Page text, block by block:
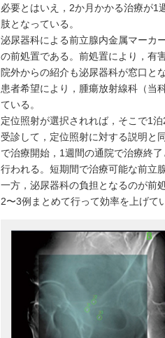
必要とはいえ，2か月かかる治療が1
肢となっている。
泌尿器科による前立腺内金属マーカ
の前処置である。前処置により，有
院外からの紹介も泌尿器科が窓口と
患者希望により，腫瘍放射線科（当
ている。
定位照射が選択されれば，そこで1
受診して，定位照射に対する説明と
で治療開始，1週間の通院で治療終
行われる。短期間で治療可能な前立
一方，泌尿器科の負担となるのが前
2〜3例まとめて行って効率を上げて